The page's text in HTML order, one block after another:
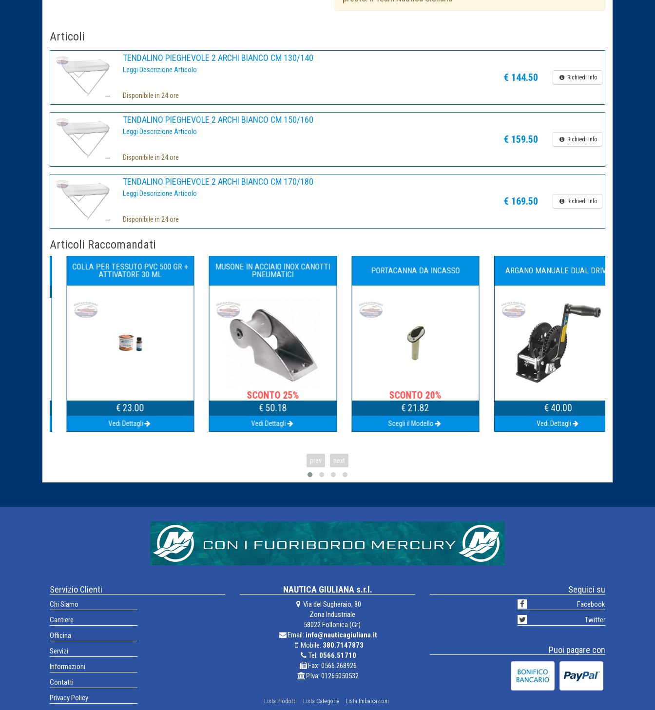
Articoli
TENDALINO PIEGHEVOLE 2 ARCHI BIANCO CM 130/140
Leggi Descrizione Articolo
€ 144.50
Disponibile in 24 ore
Richiedi Info
TENDALINO PIEGHEVOLE 2 ARCHI BIANCO CM 150/160
Leggi Descrizione Articolo
€ 159.50
Disponibile in 24 ore
Richiedi Info
TENDALINO PIEGHEVOLE 2 ARCHI BIANCO CM 170/180
Leggi Descrizione Articolo
€ 169.50
Disponibile in 24 ore
Richiedi Info
Articoli Raccomandati
COLLA PER TESSUTO PVC 500 GR +
ATTIVATORE 30 ML
€ 23.00
Vedi Dettagli
MUSONE IN ACCIAIO INOX CANOTTI
PNEUMATICI
€ 50.18
Vedi Dettagli
SCONTO 25%
PORTACANNA DA INCASSO
€ 21.82
Scegli il Modello
SCONTO 20%
ARGANO MANUALE DUAL DRIVE
€ 40.00
Vedi Dettagli
prev next
NAUTICA GIULIANA s.r.l.
Via del Sugheraio, 80
Zona Industriale
58022 Follonica (Gr)
Email: info@nauticagiuliana.it
Mobile: 380.7147873
Tel: 0566.51710
Fax: 0566.268926
P.Iva: 01265050532
Lista Prodotti Lista Categorie Lista Imbarcazioni
Servizio Clienti
Chi Siamo
Cantiere
Officina
Servizi
Informazioni
Contatti
Privacy Policy
Seguici su
Facebook
Twitter
Puoi pagare con